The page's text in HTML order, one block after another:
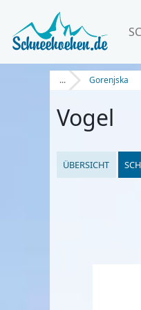
... Gorenjska
Vogel
ÜBERSICHT